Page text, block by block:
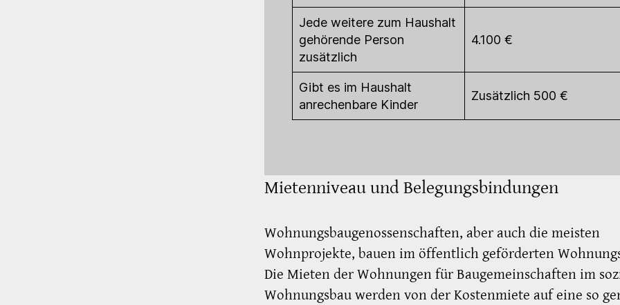
Jede weitere zum Haushalt
gehörende Person
zusätzlich
4.100 €
Gibt es im Haushalt
anrechenbare Kinder
Zusätzlich 500 €
Mietenniveau und Belegungsbindungen
Wohnungsbaugenossenschaften, aber auch die meisten
Wohnprojekte, bauen im öffentlich geförderten
Die Mieten der Wohnungen für Baugemeinschaften im
Wohnungsbau werden von der Kostenmiete auf eine so